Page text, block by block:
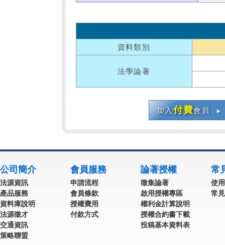
資料類別
法學論著
加入付費會員
公司簡介
法源資訊
產品服務
資料庫說明
法源徵才
交通資訊
策略聯盟
會員服務
申請流程
會員條款
授權費用
付款方式
論著授權
徵集論著
啟用授權專區
權利金計算說明
授權合約書下載
投稿基本資料表
常
使
常